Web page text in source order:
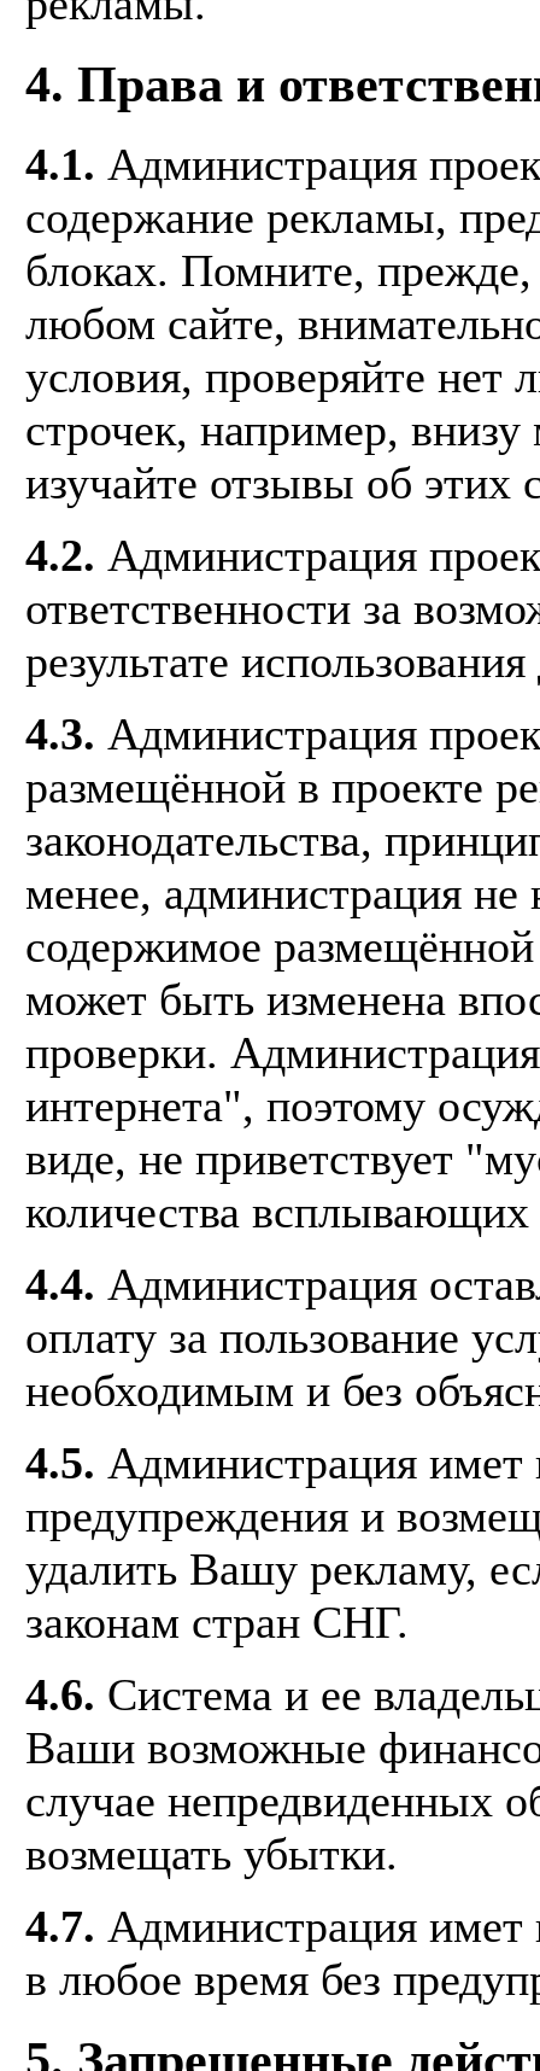
4. Права и
4.1. Администрация
содержание рекламы,
блоках. Помните,
любом сайте,
условия, проверяйте
строчек, например,
изучайте отзывы об этих
4.2. Администрация
ответственности за
результате
4.3. Администрация
размещённой в проекте
законодательства,
менее, администрация не
содержимое
может быть изменена
проверки.
интернета", поэтому
виде, не приветствует
количества
4.4. Администрация
оплату за пользование
необходимым и без
4.5. Администрация имет
предупреждения и
удалить Вашу рекламу,
законам стран СНГ.
4.6. Система и ее
Ваши возможные
случае непредвиденных
возмещать убытки.
4.7. Администрация имет
в любое время без
5. Запрещенные